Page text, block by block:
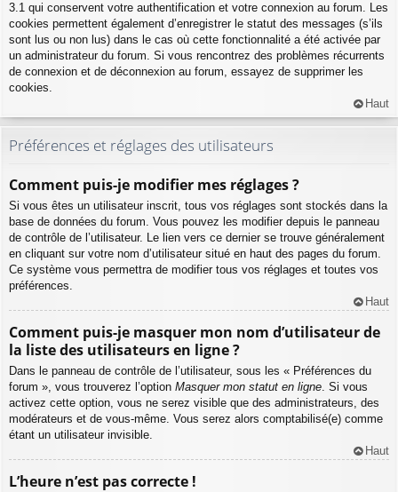
3.1 qui conservent votre authentification et votre connexion au forum. Les
cookies permettent également d’enregistrer le statut des messages (s’ils
sont lus ou non lus) dans le cas où cette fonctionnalité a été activée par
un administrateur du forum. Si vous rencontrez des problèmes récurrents
de connexion et de déconnexion au forum, essayez de supprimer les
cookies.
Haut
Préférences et réglages des utilisateurs
Comment puis-je modifier mes réglages ?
Si vous êtes un utilisateur inscrit, tous vos réglages sont stockés dans la
base de données du forum. Vous pouvez les modifier depuis le panneau
de contrôle de l’utilisateur. Le lien vers ce dernier se trouve généralement
en cliquant sur votre nom d’utilisateur situé en haut des pages du forum.
Ce système vous permettra de modifier tous vos réglages et toutes vos
préférences.
Haut
Comment puis-je masquer mon nom d’utilisateur de
la liste des utilisateurs en ligne ?
Dans le panneau de contrôle de l’utilisateur, sous les « Préférences du
forum », vous trouverez l’option Masquer mon statut en ligne . Si vous
activez cette option, vous ne serez visible que des administrateurs, des
modérateurs et de vous-même. Vous serez alors comptabilisé(e) comme
étant un utilisateur invisible.
Haut
L’heure n’est pas correcte !